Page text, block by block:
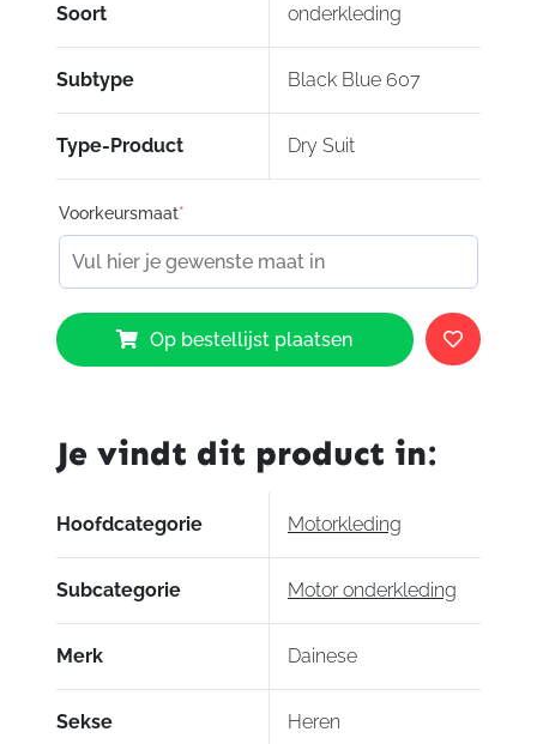
Soort onderkleding
Subtype Black Blue 607
Type-Product Dry Suit
Voorkeursmaat*
Dainese
Dry
Suit
Op bestellijst plaatsen
Je vindt dit product in:
Hoofdcategorie Motorkleding
Subcategorie Motor onderkleding
Merk Dainese
Sekse Heren